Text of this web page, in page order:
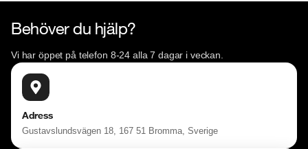
Behöver du hjälp?
Vi har öppet på telefon 8-24 alla 7 dagar i veckan.
Adress
Gustavslundsvägen 18, 167 51 Bromma, Sverige